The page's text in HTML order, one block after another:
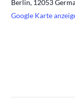
Berlin, 12053
Google Karte